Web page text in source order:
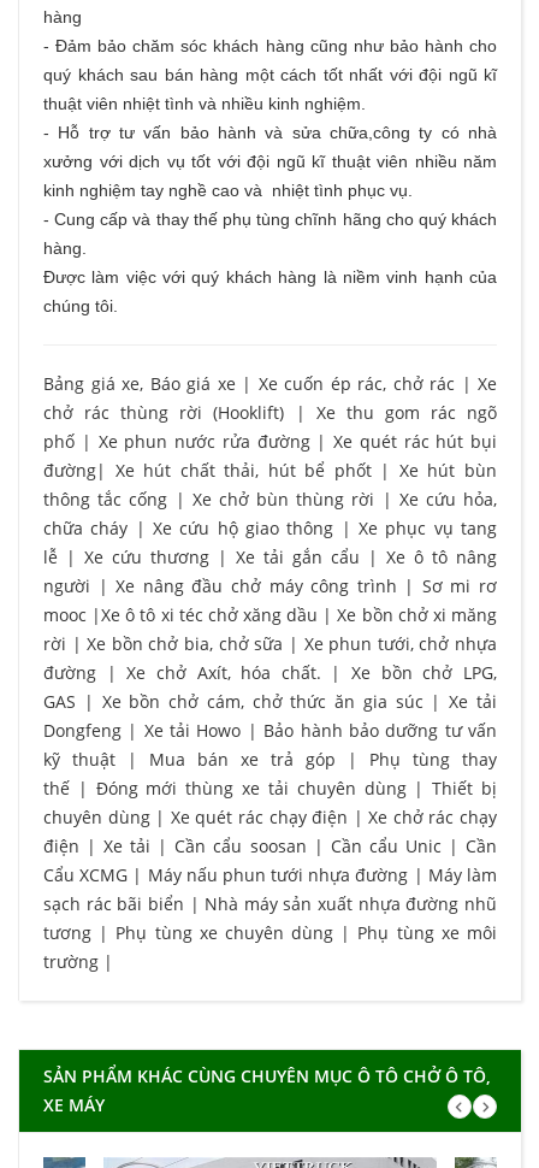
hàng
- Đảm bảo chăm sóc khách hàng cũng như bảo hành cho
quý khách sau bán hàng một cách tốt nhất với đội ngũ kĩ
thuật viên nhiệt tình và nhiều kinh nghiệm.
- Hỗ trợ tư vấn bảo hành và sửa chữa,công ty có nhà
xưởng với dịch vụ tốt với đội ngũ kĩ thuật viên nhiều năm
kinh nghiệm tay nghề cao và nhiệt tình phục vụ.
- Cung cấp và thay thế phụ tùng chĩnh hãng cho quý khách
hàng.
Được làm việc với quý khách hàng là niềm vinh hạnh của
chúng tôi.
Bảng giá xe, Báo giá xe | Xe cuốn ép rác, chở rác | Xe
chở rác thùng rời (Hooklift) | Xe thu gom rác ngõ
phố | Xe phun nước rửa đường| Xe quét rác hút bụi
đường| Xe hút chất thải, hút bể phốt| Xe hút bùn
thông tắc cống | Xe chở bùn thùng rời | Xe cứu hỏa,
chữa cháy |Xe cứu hộ giao thông |Xe phục vụ tang
lễ | Xe cứu thương | Xe tải gắn cẩu | Xe ô tô nâng
người |Xe nâng đầu chở máy công trình | Sơ mi rơ
mooc |Xe ô tô xi téc chở xăng dầu |Xe bồn chở xi măng
rời |Xe bồn chở bia, chở sữa | Xe phun tưới, chở nhựa
đường |Xe chở Axít, hóa chất. |Xe bồn chở LPG,
GAS | Xe bồn chở cám, chở thức ăn gia súc |Xe tải
Dongfeng | Xe tải Howo | Bảo hành bảo dưỡng tư vấn
kỹ thuật | Mua bán xe trả góp | Phụ tùng thay
thế | Đóng mới thùng xe tải chuyên dùng|Thiết bị
chuyên dùng| Xe quét rác chạy điện |Xe chở rác chạy
điện |Xe tải | Cần cẩu soosan | Cần cẩu Unic | Cần
Cẩu XCMG | Máy nấu phun tưới nhựa đường | Máy làm
sạch rác bãi biển | Nhà máy sản xuất nhựa đường nhũ
tương | Phụ tùng xe chuyên dùng | Phụ tùng xe môi
trường |
SẢN PHẨM KHÁC CÙNG CHUYÊN MỤC Ô TÔ CHỞ Ô TÔ,
XE MÁY